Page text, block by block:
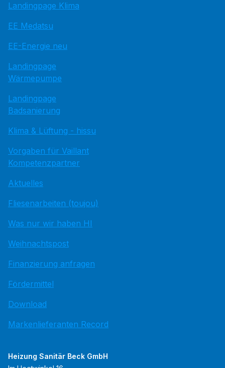
Landingpage Klima
EE Medatsu
EE-Energie neu
Landingpage
Wärmepumpe
Landingpage
Badsanierung
Klima & Lüftung - hissu
Vorgaben für Vaillant
Kompetenzpartner
Aktuelles
Fliesenarbeiten (toujou)
Was nur wir haben HI
Weihnachtspost
Finanzierung anfragen
Fördermittel
Download
Markenlieferanten Record
Heizung Sanitär Beck GmbH